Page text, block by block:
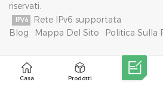
riservati.
Rete IPv6 supportata
Blog
Mappa Del Sito Politica Sulla
Casa Prodotti